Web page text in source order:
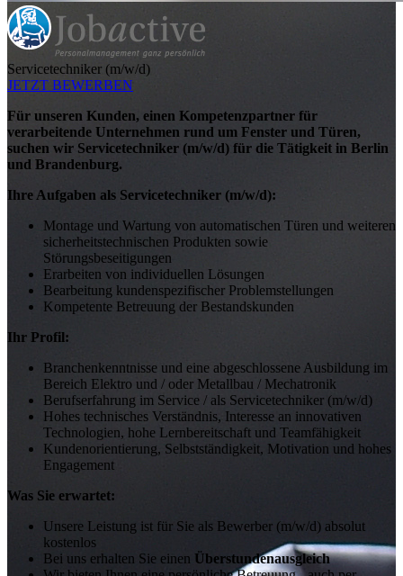
Servicetechniker (m/w/d)
JETZT BEWERBEN
Für unseren Kunden, einen Kompetenzpartner für
verarbeitende Unternehmen rund um Fenster und Türen,
suchen wir Servicetechniker (m/w/d) für die Tätigkeit in Berlin
und Brandenburg.
Ihre Aufgaben als Servicetechniker (m/w/d):
Montage und Wartung von automatischen Türen und weiteren
sicherheitstechnischen Produkten sowie
Störungsbeseitigungen
Erarbeiten von individuellen Lösungen
Bearbeitung kundenspezifischer Problemstellungen
Kompetente Betreuung der Bestandskunden
Ihr Profil:
Branchenkenntnisse und eine abgeschlossene Ausbildung im
Bereich Elektro und / oder Metallbau / Mechatronik
Berufserfahrung im Service / als Servicetechniker (m/w/d)
Hohes technisches Verständnis, Interesse an innovativen
Technologien, hohe Lernbereitschaft und Teamfähigkeit
Kundenorientierung, Selbstständigkeit, Motivation und hohes
Engagement
Was Sie erwartet:
Unsere Leistung ist für Sie als Bewerber (m/w/d) absolut
kostenlos
Bei uns erhalten Sie einen Überstundenausgleich